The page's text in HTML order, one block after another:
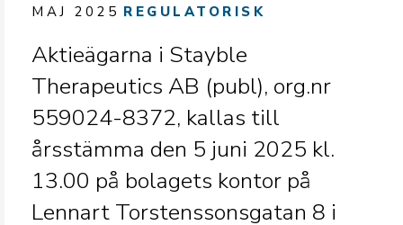
MAJ 2025 REGULATORISK
Aktieägarna i Stayble
Therapeutics AB (publ), org.nr
559024-8372, kallas till
årsstämma den 5 juni 2025 kl.
13.00 på bolagets kontor på
Lennart Torstenssonsgatan 8 i